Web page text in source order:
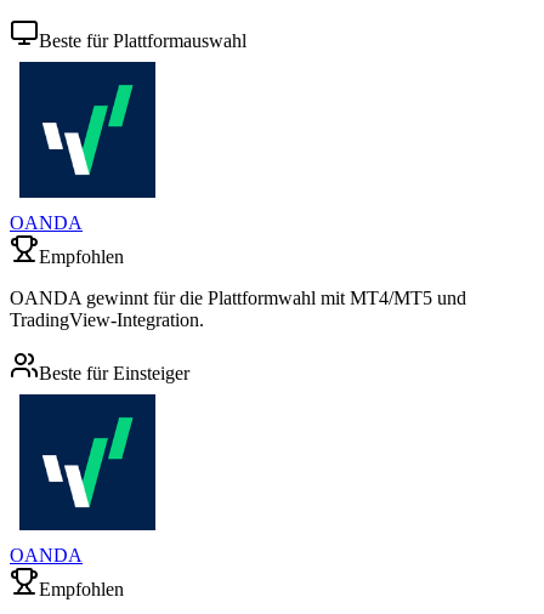
Beste für Plattformauswahl
OANDA
Empfohlen
OANDA gewinnt für die Plattformwahl mit MT4/MT5 und
TradingView-Integration.
Beste für Einsteiger
OANDA
Empfohlen